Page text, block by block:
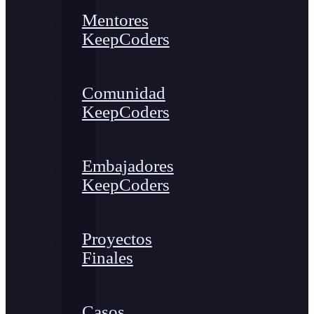
Mentores
KeepCoders
Comunidad
KeepCoders
Embajadores
KeepCoders
Proyectos
Finales